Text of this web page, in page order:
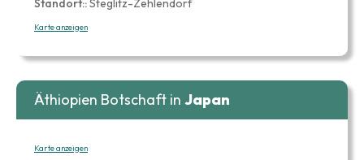
Standort::Steglitz-Zehlendorf
Karte anzeigen
Äthiopien Botschaft in Japan
Karte anzeigen